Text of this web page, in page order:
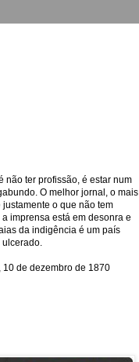
não ter profissão, é estar num
O melhor jornal, o mais
justamente o que não tem
imprensa está em desonra e
da indigência é um país
ulcerado.
10 de dezembro de 1870